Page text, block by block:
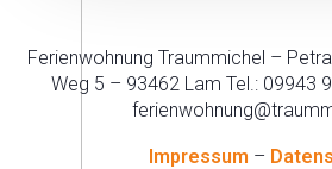
Ferienwohnung Traummichel –
Weg 5 – 93462 Lam Tel.: 09943
Impressum –